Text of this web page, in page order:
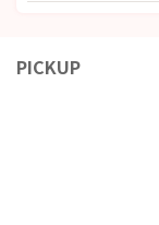
PICKUP